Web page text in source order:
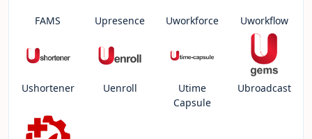
FAMS Upresence Uworkforce Uworkflow
Ushortener Uenroll
Utime
Capsule
Ubroadcast